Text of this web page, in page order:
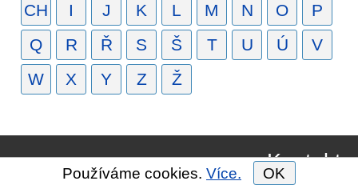
CH
I J K L M N O
P
Q
R Ř S Š T U Ú
V
W
X Y Z Ž
Kontakt
Používáme cookies. Více. OK